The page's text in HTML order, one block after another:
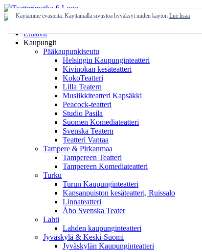
Skip
to
Etusivu
Kaupungit
Pääkaupunkiseutu
Helsingin Kaupunginteatteri
Kivinokan kesäteatteri
KokoTeatteri
Lilla Teatern
Musiikkiteatteri Kapsäkki
Peacock-teatteri
Studio Pasila
Suomen Komediateatteri
Svenska Teatern
Teatteri Vantaa
Tampere & Pirkanmaa
Tampereen Teatteri
Tampereen Komediateatteri
Turku
Turun Kaupunginteatteri
Kansanpuiston kesäteatteri, Ruissalo
Linnateatteri
Åbo Svenska Teater
Lahti
Lahden kaupunginteatteri
Jyväskylä & Keski-Suomi
Jyväskylän Kaupunginteatteri
Käytämme evästeitä. Käyttämällä sivustoa hyväksyt niiden käytön Lue lisää